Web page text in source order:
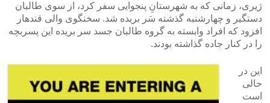
ژیری، زمانی که به شهرستانِ پنجوایی سفر کرد، از سوی طالبان
دستگیر و چهارشنبه گذشته سَر بریده شد. سخنگوی والی قندهار
افزود که افراد وابسته به گروه طالبان جسد سر بریده این پسربچه
را در کنار جاده گذاشته بودند.
این در
حالی
است